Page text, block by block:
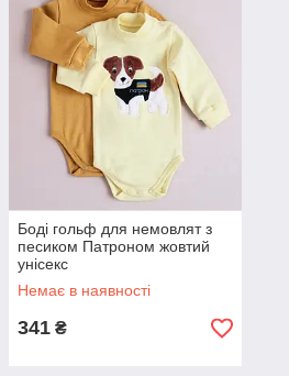
Боді гольф для немовлят з
песиком Патроном жовтий
унісекс
Немає в наявності
341 ₴